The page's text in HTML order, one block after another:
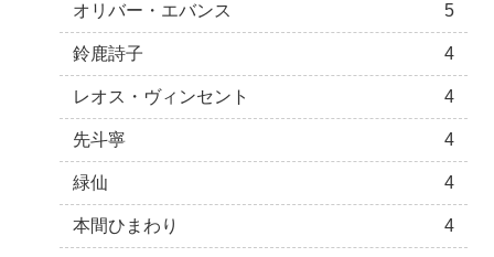
オリバー・エバンス 5
鈴鹿詩子 4
レオス・ヴィンセント 4
先斗寧 4
緑仙 4
本間ひまわり 4